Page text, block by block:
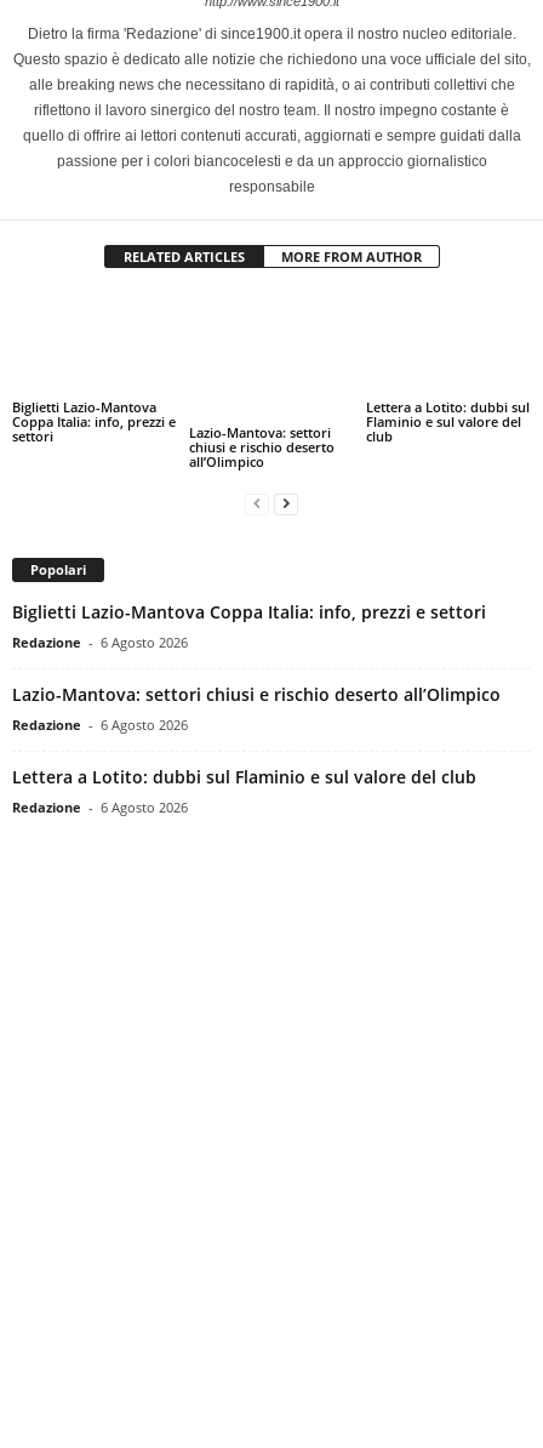
Dietro la firma 'Redazione' di since1900.it opera il nostro nucleo editoriale.
Questo spazio è dedicato alle notizie che richiedono una voce ufficiale del sito,
alle breaking news che necessitano di rapidità, o ai contributi collettivi che
riflettono il lavoro sinergico del nostro team. Il nostro impegno costante è
quello di offrire ai lettori contenuti accurati, aggiornati e sempre guidati dalla
passione per i colori biancocelesti e da un approccio giornalistico
responsabile
RELATED ARTICLES MORE FROM AUTHOR
Biglietti Lazio-Mantova
Coppa Italia: info, prezzi e
settori
Lazio-Mantova: settori
chiusi e rischio deserto
all’Olimpico
Lettera a Lotito: dubbi sul
Flaminio e sul valore del
club
Popolari
Biglietti Lazio-Mantova Coppa Italia: info, prezzi e settori
Redazione - 6 Agosto 2026
Lazio-Mantova: settori chiusi e rischio deserto all’Olimpico
Redazione - 6 Agosto 2026
Lettera a Lotito: dubbi sul Flaminio e sul valore del club
Redazione - 6 Agosto 2026